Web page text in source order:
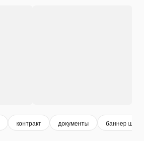
контракт документы баннер